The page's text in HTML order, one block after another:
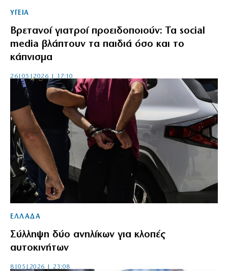
ΥΓΕΙΑ
Βρετανοί γιατροί προειδοποιούν: Τα social
media βλάπτουν τα παιδιά όσο και το
κάπνισμα
26|05|2026 | 17:10
ΕΛΛΑΔΑ
Σύλληψη δύο ανηλίκων για κλοπές
αυτοκινήτων
8|05|2026 | 23:08